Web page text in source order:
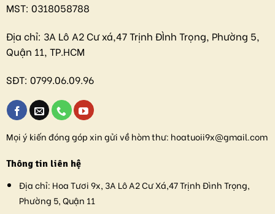
MST: 0318058788
Địa chỉ: 3A Lô A2 Cư xá,47 Trịnh ĐÌnh Trọng, Phường 5,
Quận 11, TP.HCM
SĐT: 0799.06.09.96
Mọi ý kiến đóng góp xin gửi về hòm thư: hoatuoii9x@gmail.com
Thông tin liên hệ
Địa chỉ: Hoa Tươi 9x, 3A Lô A2 Cư Xá,47 Trịnh Đình Trọng,
Phường 5, Quận 11